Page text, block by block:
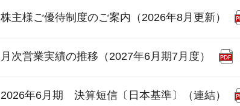
株主様ご優待制度のご案内（2026年8月更新）
月次営業実績の推移（2027年6月期7月度）
2026年6月期 決算短信〔日本基準〕（連結）